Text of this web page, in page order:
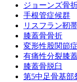
ジョーンズ骨
手根管症候群
リスフラン靭
膝蓋骨骨折
変形性股関節症
有痛性分裂膝
膝蓋骨脱臼
第5中足骨基部